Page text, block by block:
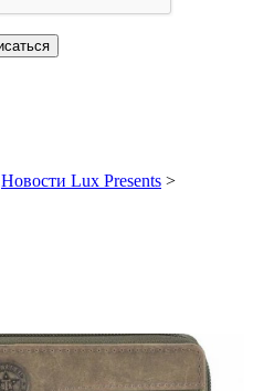
Новости Lux Presents >